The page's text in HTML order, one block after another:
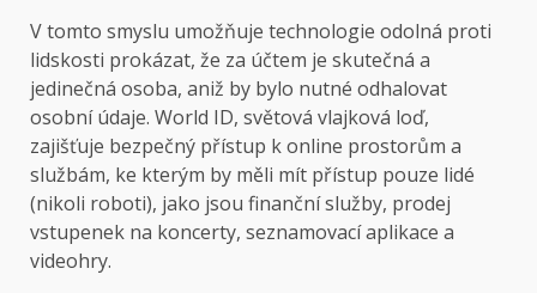
V tomto smyslu umožňuje technologie odolná proti
lidskosti prokázat, že za účtem je skutečná a
jedinečná osoba, aniž by bylo nutné odhalovat
osobní údaje. World ID, světová vlajková loď,
zajišťuje bezpečný přístup k online prostorům a
službám, ke kterým by měli mít přístup pouze lidé
(nikoli roboti), jako jsou finanční služby, prodej
vstupenek na koncerty, seznamovací aplikace a
videohry.